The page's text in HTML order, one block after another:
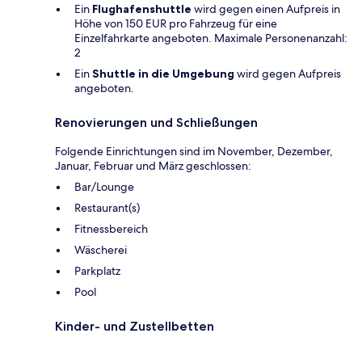
Ein Flughafenshuttle wird gegen einen Aufpreis in
Höhe von 150 EUR pro Fahrzeug für eine
Einzelfahrkarte angeboten. Maximale Personenanzahl:
2
EinShuttle in die Umgebung wird gegen Aufpreis
angeboten.
Renovierungen und Schließungen
Folgende Einrichtungen sind im November, Dezember,
Januar, Februar und März geschlossen:
Bar/Lounge
Restaurant(s)
Fitnessbereich
Wäscherei
Parkplatz
Pool
Kinder- und Zustellbetten